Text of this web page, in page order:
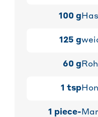
100 g
125 g
60 g
1 tsp
1 piece-